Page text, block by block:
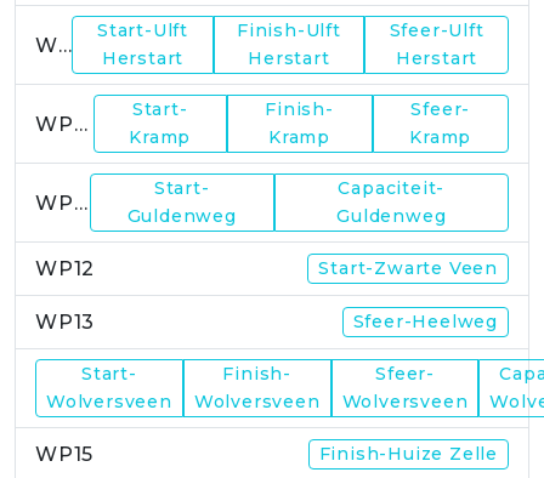
WP9
Start-Ulft
Herstart
Finish-Ulft
Herstart
Sfeer-Ulft
Herstart
WP10
Start-
Kramp
Finish-
Kramp
Sfeer-
Kramp
WP11
Start-
Guldenweg
Capaciteit-
Guldenweg
WP12 Start-Zwarte Veen
WP13 Sfeer-Heelweg
WP14
Start-
Wolversveen
Finish-
Wolversveen
Sfeer-
Wolversveen
WP15 Finish-Huize Zelle